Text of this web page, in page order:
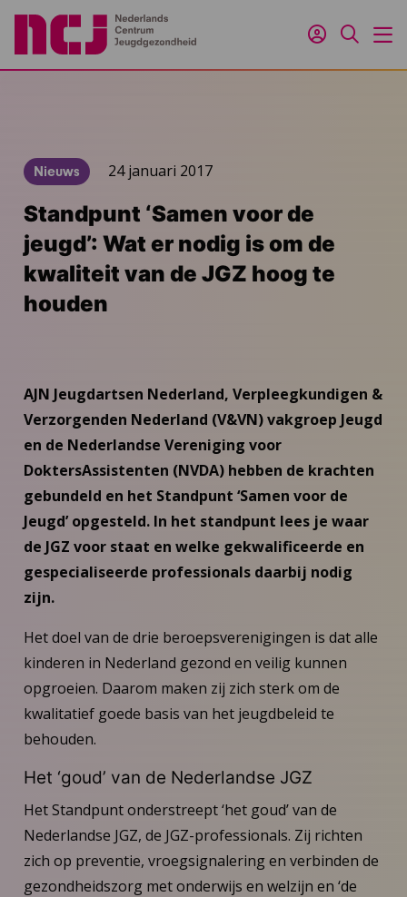
Inloggen
Zoeken
Nieuws 24 januari 2017
Standpunt ‘Samen voor de
jeugd’: Wat er nodig is om de
kwaliteit van de JGZ hoog te
houden
AJN Jeugdartsen Nederland, Verpleegkundigen &
Verzorgenden Nederland (V&VN) vakgroep Jeugd
en de Nederlandse Vereniging voor
DoktersAssistenten (NVDA) hebben de krachten
gebundeld en het Standpunt ‘Samen voor de
Jeugd’ opgesteld. In het standpunt lees je waar
de JGZ voor staat en welke gekwalificeerde en
gespecialiseerde professionals daarbij nodig
zijn.
Het doel van de drie beroepsverenigingen is dat alle
kinderen in Nederland gezond en veilig kunnen
opgroeien. Daarom maken zij zich sterk om de
kwalitatief goede basis van het jeugdbeleid te
behouden.
Het ‘goud’ van de Nederlandse JGZ
Het Standpunt onderstreept ‘het goud’ van de
Nederlandse JGZ, de JGZ-professionals. Zij richten
zich op preventie, vroegsignalering en verbinden de
gezondheidszorg met onderwijs en welzijn en ‘de